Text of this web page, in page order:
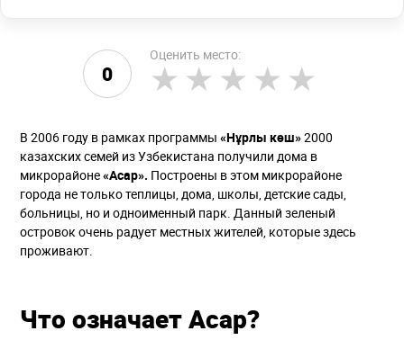
0
Оценить место:
В 2006 году в рамках программы «Нұрлы көш»2000
казахских семей из Узбекистана получили дома в
микрорайоне«Асар». Построены в этом микрорайоне
города не только теплицы, дома, школы, детские сады,
больницы, но и одноименный парк. Данный зеленый
островок очень радует местных жителей, которые здесь
проживают.
Что означает Асар?